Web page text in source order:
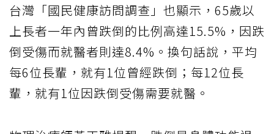
台灣「國民健康訪問調查」也顯示，65歲以
上長者一年內曾跌倒的比例高達15.5%，因跌
倒受傷而就醫者則達8.4%。換句話說，平均
每6位長輩，就有1位曾經跌倒；每12位長
輩，就有1位因跌倒受傷需要就醫。